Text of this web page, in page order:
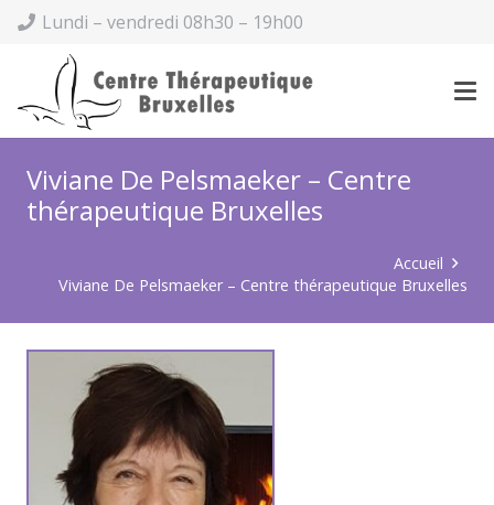
Lundi – vendredi 08h30 – 19h00
Viviane De Pelsmaeker – Centre
thérapeutique Bruxelles
Accueil
Viviane De Pelsmaeker – Centre thérapeutique Bruxelles